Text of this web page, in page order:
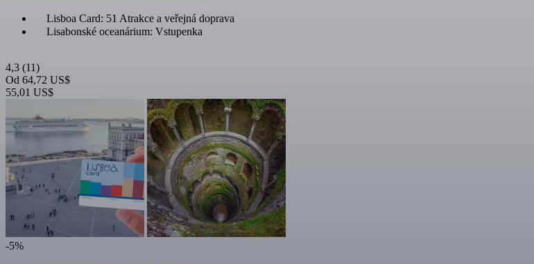
Lisboa Card: 51 Atrakce a veřejná doprava
Lisabonské oceanárium: Vstupenka
4,3 (11)
Od 64,72 US$
55,01 US$
-5%